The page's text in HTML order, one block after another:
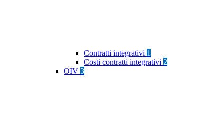
Contratti integrativi 1
Costi contratti integrativi 2
OIV 3